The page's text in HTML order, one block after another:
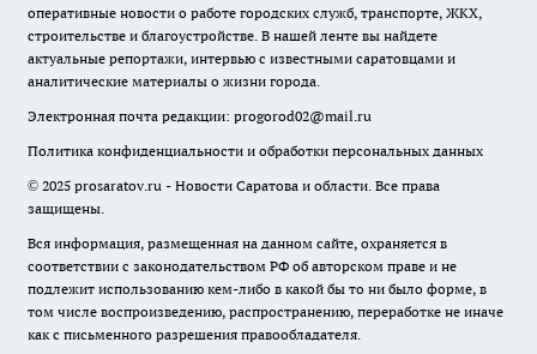
оперативные новости о работе городских служб, транспорте, ЖКХ,
строительстве и благоустройстве. В нашей ленте вы найдете
актуальные репортажи, интервью с известными саратовцами и
аналитические материалы о жизни города.
Электронная почта редакции: progorod02@mail.ru
Политика конфиденциальности и обработки персональных данных
© 2025 prosaratov.ru - Новости Саратова и области. Все права
защищены.
Вся информация, размещенная на данном сайте, охраняется в
соответствии с законодательством РФ об авторском праве и не
подлежит использованию кем-либо в какой бы то ни было форме, в
том числе воспроизведению, распространению, переработке не иначе
как с письменного разрешения правообладателя.